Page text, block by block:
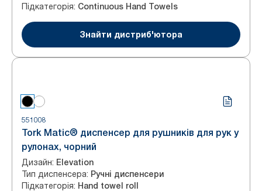
Підкатегорія: Continuous Hand Towels
Знайти дистриб'ютора
551008
Tork Matic® диспенсер для рушників для рук у
рулонах, чорний
Дизайн: Elevation
Тип диспенсера: Ручні диспенсери
Підкатегорія: Hand towel roll